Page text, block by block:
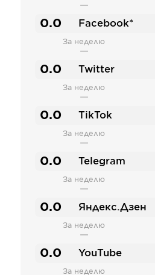
—
0.0 Facebook*
За неделю
—
0.0 Twitter
За неделю
—
0.0 TikTok
За неделю
—
0.0 Telegram
За неделю
—
0.0 Яндекс.Дзен
За неделю
—
0.0 YouTube
За неделю